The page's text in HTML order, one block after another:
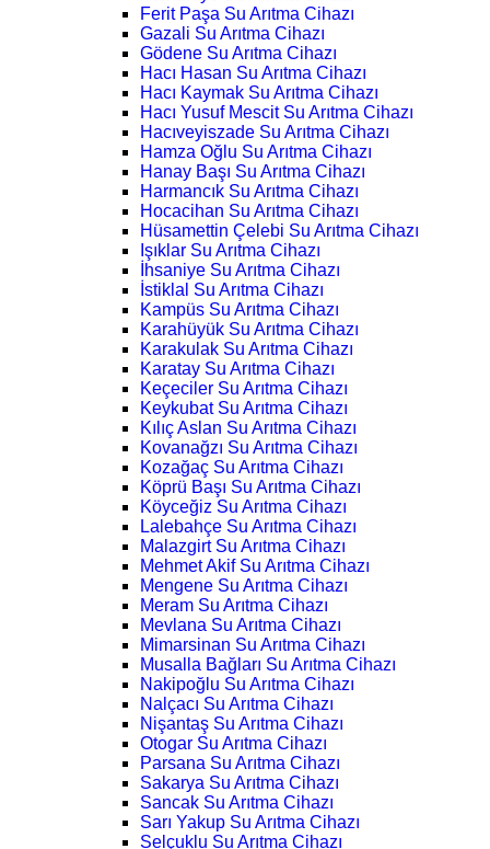
Ferit Paşa Su Arıtma Cihazı
Gazali Su Arıtma Cihazı
Gödene Su Arıtma Cihazı
Hacı Hasan Su Arıtma Cihazı
Hacı Kaymak Su Arıtma Cihazı
Hacı Yusuf Mescit Su Arıtma Cihazı
Hacıveyiszade Su Arıtma Cihazı
Hamza Oğlu Su Arıtma Cihazı
Hanay Başı Su Arıtma Cihazı
Harmancık Su Arıtma Cihazı
Hocacihan Su Arıtma Cihazı
Hüsamettin Çelebi Su Arıtma Cihazı
Işıklar Su Arıtma Cihazı
İhsaniye Su Arıtma Cihazı
İstiklal Su Arıtma Cihazı
Kampüs Su Arıtma Cihazı
Karahüyük Su Arıtma Cihazı
Karakulak Su Arıtma Cihazı
Karatay Su Arıtma Cihazı
Keçeciler Su Arıtma Cihazı
Keykubat Su Arıtma Cihazı
Kılıç Aslan Su Arıtma Cihazı
Kovanağzı Su Arıtma Cihazı
Kozağaç Su Arıtma Cihazı
Köprü Başı Su Arıtma Cihazı
Köyceğiz Su Arıtma Cihazı
Lalebahçe Su Arıtma Cihazı
Malazgirt Su Arıtma Cihazı
Mehmet Akif Su Arıtma Cihazı
Mengene Su Arıtma Cihazı
Meram Su Arıtma Cihazı
Mevlana Su Arıtma Cihazı
Mimarsinan Su Arıtma Cihazı
Musalla Bağları Su Arıtma Cihazı
Nakipoğlu Su Arıtma Cihazı
Nalçacı Su Arıtma Cihazı
Nişantaş Su Arıtma Cihazı
Otogar Su Arıtma Cihazı
Parsana Su Arıtma Cihazı
Sakarya Su Arıtma Cihazı
Sancak Su Arıtma Cihazı
Sarı Yakup Su Arıtma Cihazı
Selçuklu Su Arıtma Cihazı